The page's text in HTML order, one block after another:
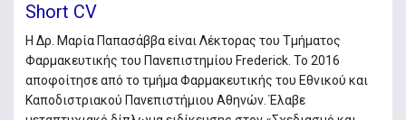
Short CV
Η Δρ. Μαρία Παπασάββα είναι Λέκτορας του Τμήματος
Φαρμακευτικής του Πανεπιστημίου Frederick. Το 2016
αποφοίτησε από το τμήμα Φαρμακευτικής του Εθνικού και
Καποδιστριακού Πανεπιστήμιου Αθηνών. Έλαβε